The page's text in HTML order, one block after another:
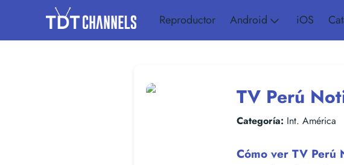
Reproductor Android iOS
TV Perú
Categoría: Int. América
Cómo ver TV Perú